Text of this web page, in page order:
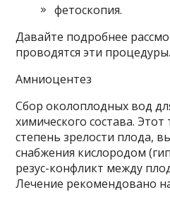
фетоскопия.
Давайте подробнее
проводятся эти процедуры.
Амниоцентез
Сбор околоплодных вод
химического состава. Этот
степень зрелости плода,
снабжения кислородом
резус-конфликт между
Лечение рекомендовано